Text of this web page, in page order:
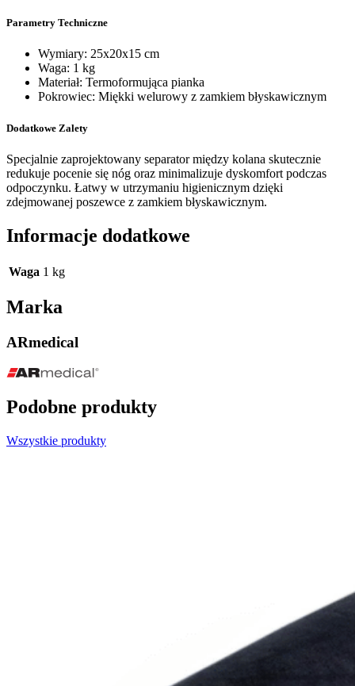
Parametry Techniczne
Wymiary: 25x20x15 cm
Waga: 1 kg
Materiał: Termoformująca pianka
Pokrowiec: Miękki welurowy z zamkiem błyskawicznym
Dodatkowe Zalety
Specjalnie zaprojektowany separator między kolana skutecznie
redukuje pocenie się nóg oraz minimalizuje dyskomfort podczas
odpoczynku. Łatwy w utrzymaniu higienicznym dzięki
zdejmowanej poszewce z zamkiem błyskawicznym.
Informacje dodatkowe
Waga 1 kg
Marka
ARmedical
Podobne produkty
Wszystkie produkty